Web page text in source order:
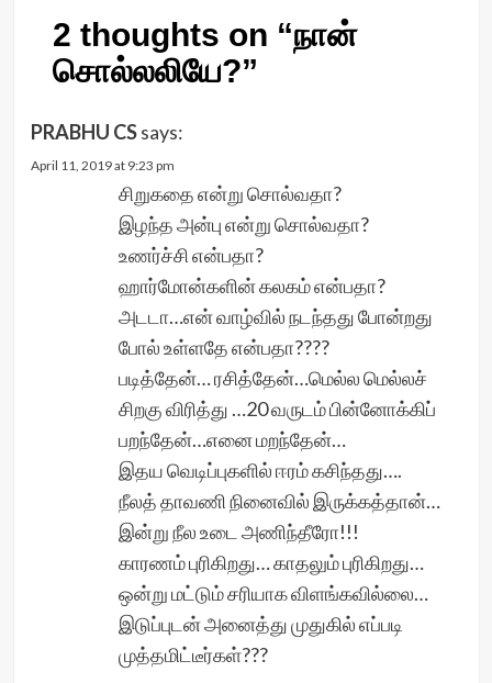
2 thoughts on “நான்
சொல்லலியே?”
PRABHU CS says:
April 11, 2019 at 9:23 pm
சிறுகதை என்று சொல்வதா?
இழந்த அன்பு என்று சொல்வதா?
உணர்ச்சி என்பதா?
ஹார்மோன்களின் கலகம் என்பதா?
அடடா…என் வாழ்வில் நடந்தது போன்றது
போல் உள்ளதே என்பதா????
படித்தேன்… ரசித்தேன்…மெல்ல மெல்லச்
சிறகு விரித்து …20 வருடம் பின்னோக்கிப்
பறந்தேன்…எனை மறந்தேன்…
இதய வெடிப்புகளில் ஈரம் கசிந்தது….
நீலத் தாவணி நினைவில் இருக்கத்தான்…
இன்று நீல உடை அணிந்தீரோ!!!
காரணம் புரிகிறது… காதலும் புரிகிறது…
ஒன்று மட்டும் சரியாக விளங்கவில்லை…
இடுப்புடன் அனைத்து முதுகில் எப்படி
முத்தமிட்டீர்கள்???